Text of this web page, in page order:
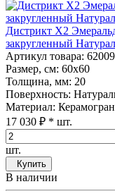
Дистрикт Х2
закругленный
Артикул товара:
Размер, см: 60x60
Толщина, мм: 20
Поверхность:
Материал:
17 030 ₽ * шт.
шт.
Купить
В наличии